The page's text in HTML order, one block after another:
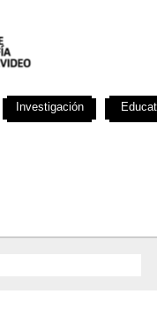
Investigación